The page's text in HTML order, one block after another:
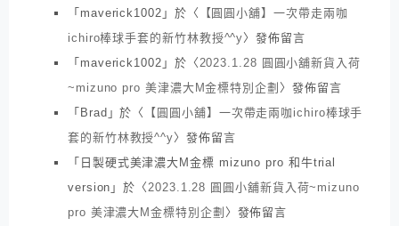
「 maverick1002 」於〈
【圓圓小舖】一次帶走兩咖
ichiro棒球手套的新竹林教授^^y〉發佈留言
「 maverick1002 」於〈2023.1.28 圓圓小舖新貨入荷
~mizuno pro 美津濃大M金標特別企劃 〉發佈留言
「 Brad 」於〈
【圓圓小舖】一次帶走兩咖ichiro棒球手
套的新竹林教授^^y〉發佈留言
「 日製硬式美津濃大M金標 mizuno pro 和牛trial
version 」於〈2023.1.28 圓圓小舖新貨入荷~mizuno
pro 美津濃大M金標特別企劃 〉發佈留言